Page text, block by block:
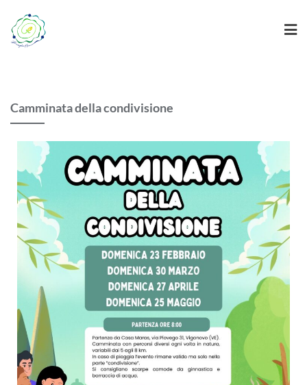
Camminata della condivisione